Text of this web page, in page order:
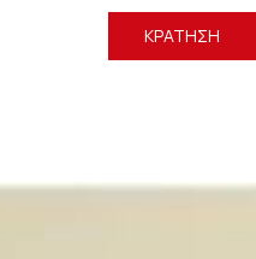
ΚΡΆΤΗΣΗ